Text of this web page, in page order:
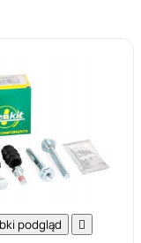
podgląd 